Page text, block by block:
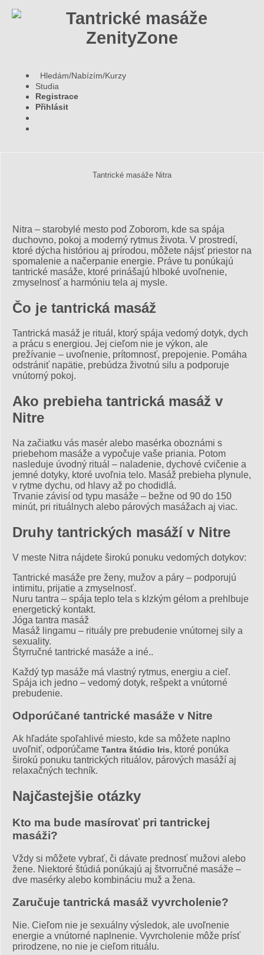
Hledám/Nabízím/Kurzy
Studia
Registrace
Přihlásit
Tantrické masáže Nitra
Nitra – starobylé mesto pod Zoborom, kde sa spája
duchovno, pokoj a moderný rytmus života. V prostredí,
ktoré dýcha históriou aj prírodou, môžete nájsť priestor na
spomalenie a načerpanie energie. Práve tu ponúkajú
tantrické masáže, ktoré prinášajú hlboké uvoľnenie,
zmyselnosť a harmóniu tela aj mysle.
Čo je tantrická masáž
Tantrická masáž je rituál, ktorý spája vedomý dotyk, dych
a prácu s energiou. Jej cieľom nie je výkon, ale
prežívanie – uvoľnenie, prítomnosť, prepojenie. Pomáha
odstrániť napätie, prebúdza životnú silu a podporuje
vnútorný pokoj.
Ako prebieha tantrická masáž v
Nitre
Na začiatku vás masér alebo masérka oboznámi s
priebehom masáže a vypočuje vaše priania. Potom
nasleduje úvodný rituál – naladenie, dychové cvičenie a
jemné dotyky, ktoré uvoľnia telo. Masáž prebieha plynule,
v rytme dychu, od hlavy až po chodidlá.
Trvanie závisí od typu masáže – bežne od 90 do 150
minút, pri rituálnych alebo párových masážach aj viac.
Druhy tantrických masáží v Nitre
V meste Nitra nájdete širokú ponuku vedomých dotykov:
Tantrické masáže pre ženy, mužov a páry – podporujú
intimitu, prijatie a zmyselnosť.
Nuru tantra – spája teplo tela s klzkým gélom a prehlbuje
energetický kontakt.
Jóga tantra masáž
Masáž lingamu – rituály pre prebudenie vnútornej sily a
sexuality.
Štyrručné tantrické masáže a iné..
Každý typ masáže má vlastný rytmus, energiu a cieľ.
Spája ich jedno – vedomý dotyk, rešpekt a vnútorné
prebudenie.
Odporúčané tantrické masáže v Nitre
Ak hľadáte spoľahlivé miesto, kde sa môžete naplno
uvoľniť, odporúčame Tantra štúdio Iris, ktoré ponúka
širokú ponuku tantrických rituálov, párových masáží aj
relaxačných techník.
Najčastejšie otázky
Kto ma bude masírovať pri tantrickej
masáži?
Vždy si môžete vybrať, či dávate prednosť mužovi alebo
žene. Niektoré štúdiá ponúkajú aj štvorručné masáže –
dve masérky alebo kombináciu muž a žena.
Zaručuje tantrická masáž vyvrcholenie?
Nie. Cieľom nie je sexuálny výsledok, ale uvoľnenie
energie a vnútorné naplnenie. Vyvrcholenie môže prísť
prirodzene, no nie je cieľom rituálu.